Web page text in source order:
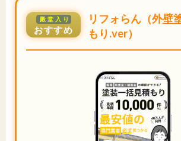
殿堂入り
おすすめ
リフォらん（外壁
もり.ver）